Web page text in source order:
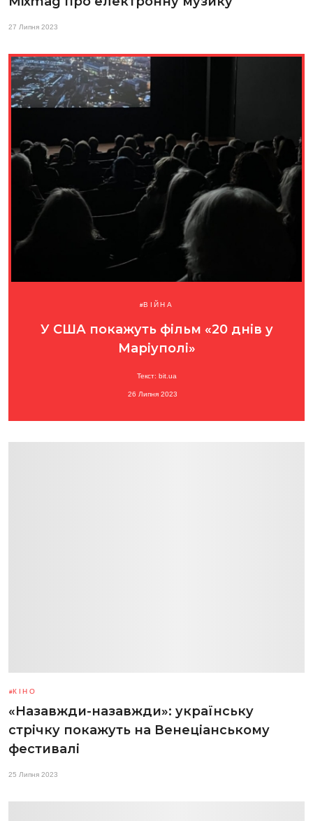
27 Липня 2023
ВІЙНА
У США покажуть фільм «20 днів у
Маріуполі»
Текст: bit.ua
26 Липня 2023
КІНО
«Назавжди-назавжди»: українську
стрічку покажуть на Венеціанському
фестивалі
25 Липня 2023